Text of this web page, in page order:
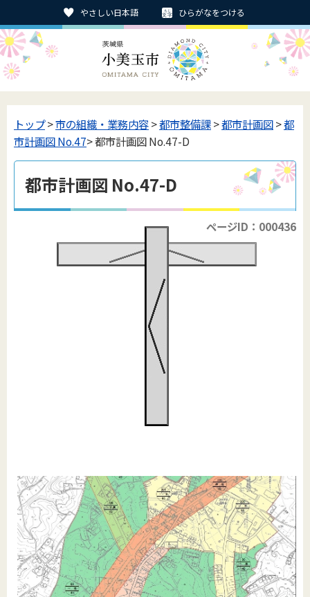
やさしい日本語 ひらがなをつける
トップ>市の組織・業務内容>都市整備課>都市計画図>都
市計画図 No.47> 都市計画図 No.47-D
都市計画図 No.47-D
ページID：000436